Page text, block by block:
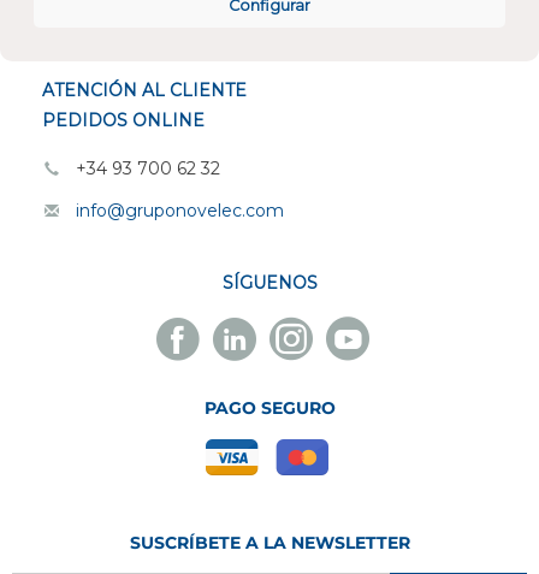
Configurar
ATENCIÓN AL CLIENTE
PEDIDOS ONLINE
+34 93 700 62 32
info@gruponovelec.com
SÍGUENOS
Facebook
Novelec
Linkedin
Novelec
Instagram
Novelec
Youtube
Novelec
PAGO SEGURO
SUSCRÍBETE A LA NEWSLETTER